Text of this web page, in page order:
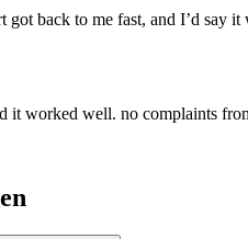
got back to me fast, and I’d say it
it worked well. no complaints